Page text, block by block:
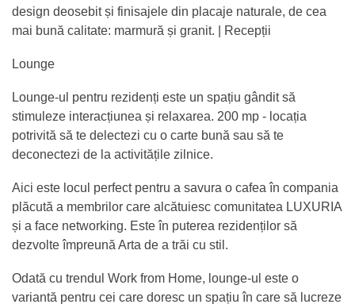
design deosebit și finisajele din placaje naturale, de cea
mai bună calitate: marmură și granit. | Recepții
Lounge
Lounge-ul pentru rezidenți este un spațiu gândit să
stimuleze interacțiunea și relaxarea. 200 mp - locația
potrivită să te delectezi cu o carte bună sau să te
deconectezi de la activitățile zilnice.
Aici este locul perfect pentru a savura o cafea în compania
plăcută a membrilor care alcătuiesc comunitatea LUXURIA
și a face networking. Este în puterea rezidenților să
dezvolte împreună Arta de a trăi cu stil.
Odată cu trendul Work from Home, lounge-ul este o
variantă pentru cei care doresc un spațiu în care să lucreze